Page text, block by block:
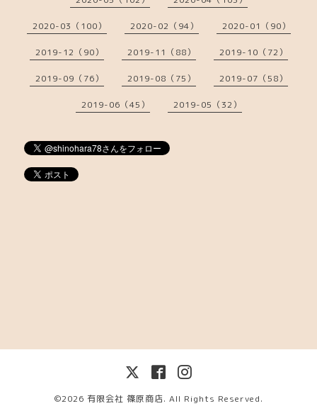
2020-03（100） 2020-02（94） 2020-01（90）
2019-12（90） 2019-11（88） 2019-10（72）
2019-09（76） 2019-08（75） 2019-07（58）
2019-06（45） 2019-05（32）
©2026 有限会社 篠原商店. All Rights Reserved.